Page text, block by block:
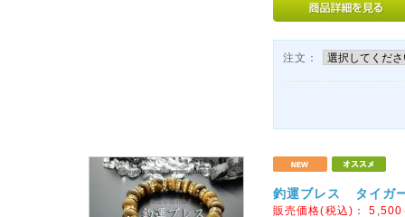
注文：
釣運ブレス タイガ
販売価格(税込)：5,500